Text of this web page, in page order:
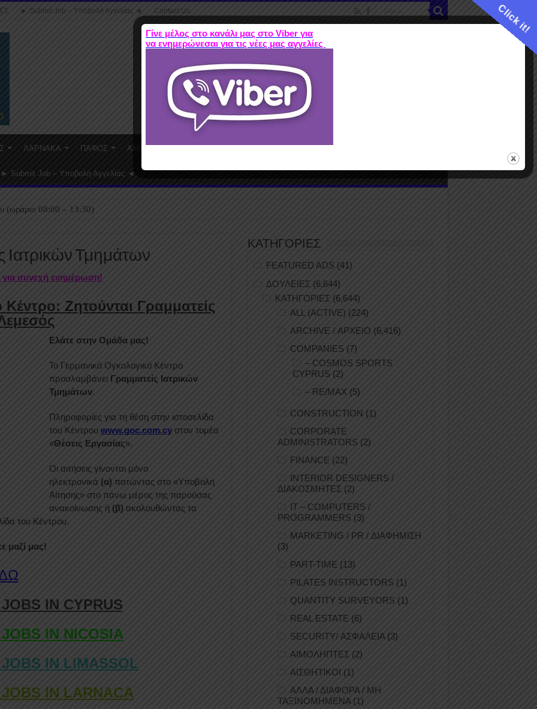
► Submit Job – Υποβολή Αγγελίας ◄ Contact Us
ΛΑΡΝΑΚΑ ΠΑΦΟΣ ΑΜΜΟΧΩΣΤΟΣ
► Submit Job – Υποβολή Αγγελίας ◄
(ωράριο 08:00 – 13:30)
Ιατρικών Τμημάτων
για συνεχή ενημέρωση!
Ζητούνται Γραμματείς
Ελάτε στην Ομάδα μας!
Το Γερμανικό Ογκολογικό Κέντρο
προσλαμβάνει Γραμματείς Ιατρικών
Τμημάτων.
Πληροφορίες για τη θέση στην ιστοσελίδα
του Κέντρου www.goc.com.cyστον τομέα
«Θέσεις Εργασίας».
Οι αιτήσεις γίνονται μόνο
ηλεκτρονικά (α) πατώντας στο «Υποβολή
Αίτησης» στο πάνω μέρος της παρούσας
ανακοίνωσης ή (β) ακολουθώντας τα
του Κέντρου.
μαζί μας!
IN CYPRUS
IN NICOSIA
IN LIMASSOL
IN LARNACA
ΚΑΤΗΓΟΡΙΕΣ
FEATURED ADS (41)
ΔΟΥΛΕΙΕΣ (6,644)
ΚΑΤΗΓΟΡΙΕΣ (6,644)
ALL (ACTIVE) (224)
ARCHIVE / ΑΡΧΕΙΟ (6,416)
COMPANIES (7)
– COSMOS SPORTS
CYPRUS (2)
– RE/MAX (5)
CONSTRUCTION (1)
CORPORATE
ADMINISTRATORS (2)
FINANCE (22)
INTERIOR DESIGNERS /
ΔΙΑΚΟΣΜΗΤΕΣ (2)
IT – COMPUTERS /
PROGRAMMERS (3)
MARKETING / PR / ΔΙΑΦΗΜΙΣΗ
(3)
PART-TIME (13)
PILATES INSTRUCTORS (1)
QUANTITY SURVEYORS (1)
REAL ESTATE (6)
SECURITY/ ΑΣΦΑΛΕΙΑ(3)
ΑΙΜΟΛΗΠΤΕΣ (2)
ΑΙΣΘΗΤΙΚΟΙ (1)
ΑΛΛΑ / ΔΙΑΦΟΡΑ / ΜΗ
ΤΑΞΙΝΟΜΗΜΕΝΑ(1)
Click it!
Γίνε μέλος στο κανάλι μας στο Viber για
να ενημερώνεσαι για τις νέες μας αγγελίες